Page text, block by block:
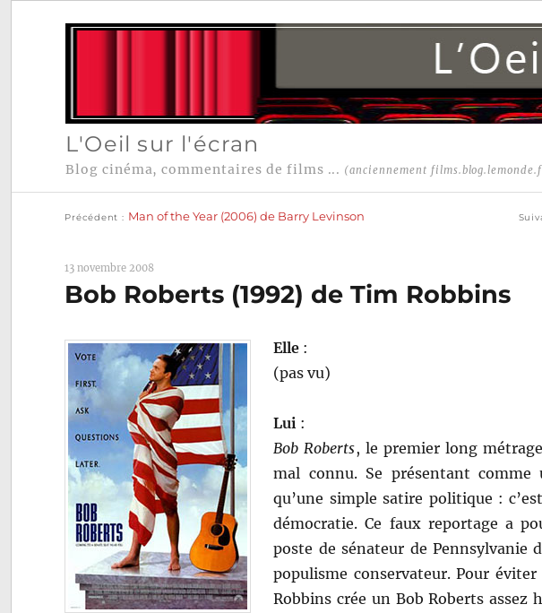
L'Oeil sur l'écran
Blog cinéma, commentaires de films ... (anciennement
Navigation
l’article
Précédent Man of the Year (2006) de Barry Levinson
13 novembre 2008
Bob Roberts (1992) de Tim Robbins
Elle :
(pas vu)
Lui :
Bob Roberts, le premier long
mal connu. Se présentant
qu’une simple satire politique :
démocratie. Ce faux reportage a
poste de sénateur de Pennsylvanie
populisme conservateur. Pour
Robbins crée un Bob Roberts